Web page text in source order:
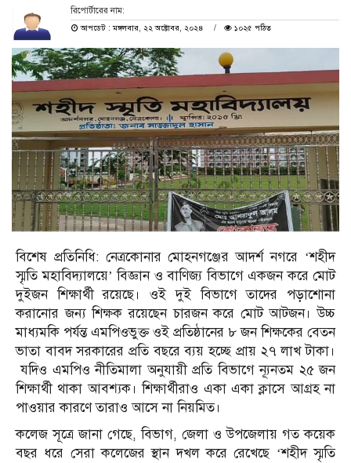
রিপোর্টারের নাম:
আপডেট : মঙ্গলবার, ২২ অক্টোবর, ২০২৪
১০২৫ পঠিত
বিশেষ প্রতিনিধি: নেত্রকোনার মোহনগঞ্জের আদর্শ নগরে ‘শহীদ
স্মৃতি মহাবিদ্যালয়ে’ বিজ্ঞান ও বাণিজ্য বিভাগে একজন করে মোট
দুইজন শিক্ষার্থী রয়েছে। ওই দুই বিভাগে তাদের পড়াশোনা
করানোর জন্য শিক্ষক রয়েছেন চারজন করে মোট আটজন। উচ্চ
মাধ্যমকি পর্যন্ত এমপিওভুক্ত ওই প্রতিষ্ঠানের ৮ জন শিক্ষকের বেতন
ভাতা বাবদ সরকারের প্রতি বছরে ব্যয় হচ্ছে প্রায় ২৭ লাখ টাকা।
যদিও এমপিও নীতিমালা অনুযায়ী প্রতি বিভাগে ন্যূনতম ২৫ জন
শিক্ষার্থী থাকা আবশ্যক। শিক্ষার্থীরাও একা একা ক্লাসে আগ্রহ না
পাওয়ার কারণে তারাও আসে না নিয়মিত।
কলেজ সূত্রে জানা গেছে, বিভাগ, জেলা ও উপজেলায় গত কয়েক
বছর ধরে সেরা কলেজের স্থান দখল করে রেখেছে ‘শহীদ স্মৃতি